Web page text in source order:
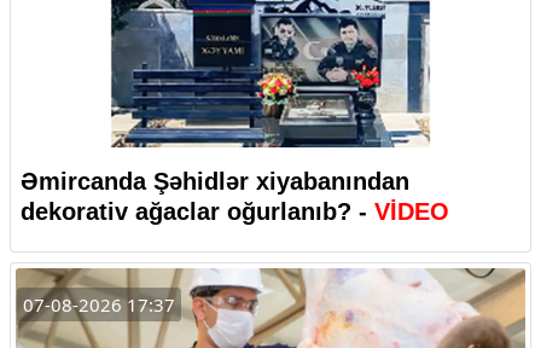
Əmircanda Şəhidlər xiyabanından
dekorativ ağaclar oğurlanıb? - VİDEO
07-08-2026 17:37